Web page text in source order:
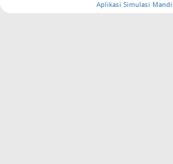
Aplikasi Simulasi